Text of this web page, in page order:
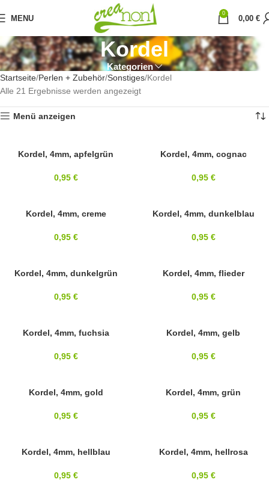
MENU
0
0,00 €
Kordel
Kategorien
Startseite Perlen + Zubehör Sonstiges Kordel
Alle 21 Ergebnisse werden angezeigt
Menü anzeigen
4MMKordel, 4mm, apfelgrün
0,95 €
Kordel, 4mm, cognac
0,95 €
Kordel, 4mm, creme
0,95 €
4MMKordel, 4mm, dunkelblau
0,95 €
4MMKordel, 4mm, dunkelgrün
0,95 €
Kordel, 4mm, flieder
0,95 €
Kordel, 4mm, fuchsia
0,95 €
Kordel, 4mm, gelb
0,95 €
Kordel, 4mm, gold
0,95 €
Kordel, 4mm, grün
0,95 €
Kordel, 4mm, hellblau
0,95 €
Kordel, 4mm, hellrosa
0,95 €